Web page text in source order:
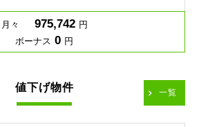
月々 975,742 円
ボーナス 0 円
値下げ物件 一覧